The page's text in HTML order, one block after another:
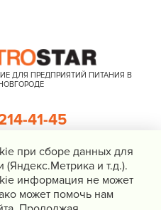
ДЛЯ ПРЕДПРИЯТИЙ ПИТАНИЯ В
шоссе, д. 4, корп. 3, пом. 1
41-45
мне
при сборе данных для
(Яндекс.Метрика и т.д.).
информация не может
может помочь нам